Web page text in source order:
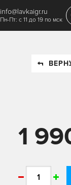
info@lavkaigr.ru
Пн-Пт: с 11 до 19 по мск
1